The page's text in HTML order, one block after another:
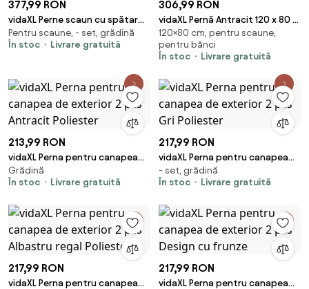
377,99 RON
vidaXL Perne scaun cu spătar
mic, 4 buc., verde, textil oxford
Pentru scaune, - set, grădină
În stoc
Livrare gratuită
306,99 RON
vidaXL Pernă Antracit 120 x 80 x
12 cm Material Oxford
120×80 cm, pentru scaune,
pentru bănci
În stoc
Livrare gratuită
213,99 RON
vidaXL Perna pentru canapea
de exterior 2 pcs Antracit
Poliester
Grădină
În stoc
Livrare gratuită
217,99 RON
vidaXL Perna pentru canapea
de exterior 2 pcs Gri Poliester
- set, grădină
În stoc
Livrare gratuită
217,99 RON
vidaXL Perna pentru canapea
217,99 RON
vidaXL Perna pentru canapea